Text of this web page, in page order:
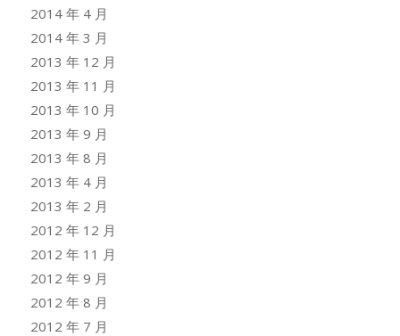
2014 年 4 月
2014 年 3 月
2013 年 12 月
2013 年 11 月
2013 年 10 月
2013 年 9 月
2013 年 8 月
2013 年 4 月
2013 年 2 月
2012 年 12 月
2012 年 11 月
2012 年 9 月
2012 年 8 月
2012 年 7 月